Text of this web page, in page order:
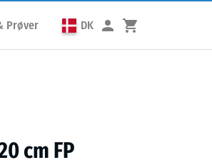
Prøver DK
cm FP